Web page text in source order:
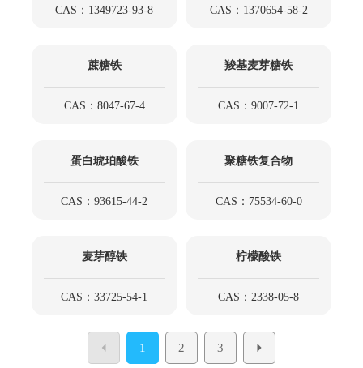
CAS：1349723-93-8 CAS：1370654-58-2
蔗糖铁
CAS：8047-67-4
羧基麦芽糖铁
CAS：9007-72-1
蛋白琥珀酸铁
CAS：93615-44-2
聚糖铁复合物
CAS：75534-60-0
麦芽醇铁
CAS：33725-54-1
柠檬酸铁
CAS：2338-05-8
1 2 3